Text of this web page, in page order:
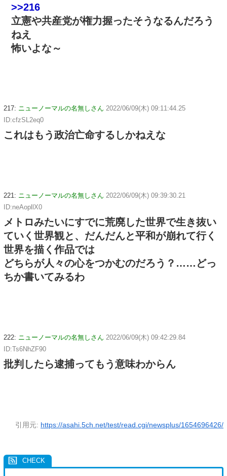
>>216
立憲や共産党が権力握ったそうなるんだろう
ねえ
怖いよな～
217: ニューノーマルの名無しさん 2022/06/09(木) 09:11:44.25
ID:cfzSL2eq0
これはもう政治亡命するしかねえな
221: ニューノーマルの名無しさん 2022/06/09(木) 09:39:30.21
ID:neAopllX0
メトロみたいにすでに荒廃した世界で生き抜い
ていく世界観と、だんだんと平和が崩れて行く
世界を描く作品では
どちらが人々の心をつかむのだろう？……どっ
ちか書いてみるわ
222: ニューノーマルの名無しさん 2022/06/09(木) 09:42:29.84
ID:Ts6NhZF90
批判したら逮捕ってもう意味わからん
引用元: https://asahi.5ch.net/test/read.cgi/newsplus/1654696426/